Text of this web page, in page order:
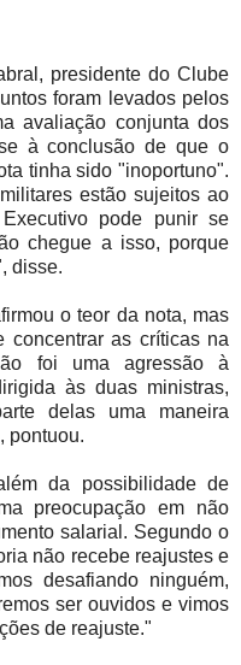
presidente do Clube
foram levados pelos
avaliação conjunta dos
à conclusão de que o
tinha sido "inoportuno".
estão sujeitos ao
pode punir se
chegue a isso, porque
disse.
o teor da nota, mas
concentrar as críticas na
foi uma agressão à
às duas ministras,
delas uma maneira
pontuou.
da possibilidade de
preocupação em não
salarial. Segundo o
não recebe reajustes e
desafiando ninguém,
ser ouvidos e vimos
de reajuste."